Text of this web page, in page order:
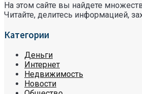
На этом сайте вы найдете
Читайте, делитесь информацией,
Категории
Деньги
Интернет
Недвижимость
Новости